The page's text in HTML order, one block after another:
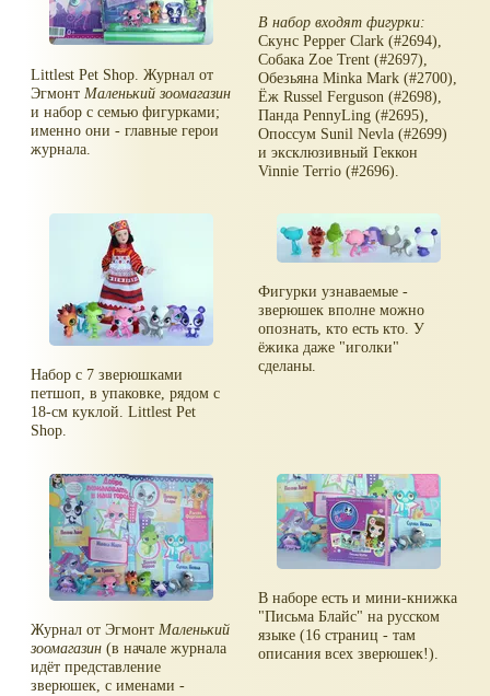
Littlest Pet Shop. Журнал от
Эгмонт Маленький зоомагазин
и набор с семью фигурками;
именно они - главные герои
журнала.
В набор входят фигурки:
Скунс Pepper Clark (#2694),
Собака Zoe Trent (#2697),
Обезьяна Minka Mark (#2700),
Ёж Russel Ferguson (#2698),
Панда PennyLing (#2695),
Опоссум Sunil Nevla (#2699)
и эксклюзивный Геккон
Vinnie Terrio (#2696).
Набор с 7 зверюшками
петшоп, в упаковке, рядом с
18-см куклой. Littlest Pet
Shop.
Фигурки узнаваемые -
зверюшек вполне можно
опознать, кто есть кто. У
ёжика даже "иголки"
сделаны.
Журнал от ЭгмонтМаленький
зоомагазин (в начале журнала
идёт представление
зверюшек, с именами -
В наборе есть и мини-книжка
"Письма Блайс" на русском
языке (16 страниц - там
описания всех зверюшек!).